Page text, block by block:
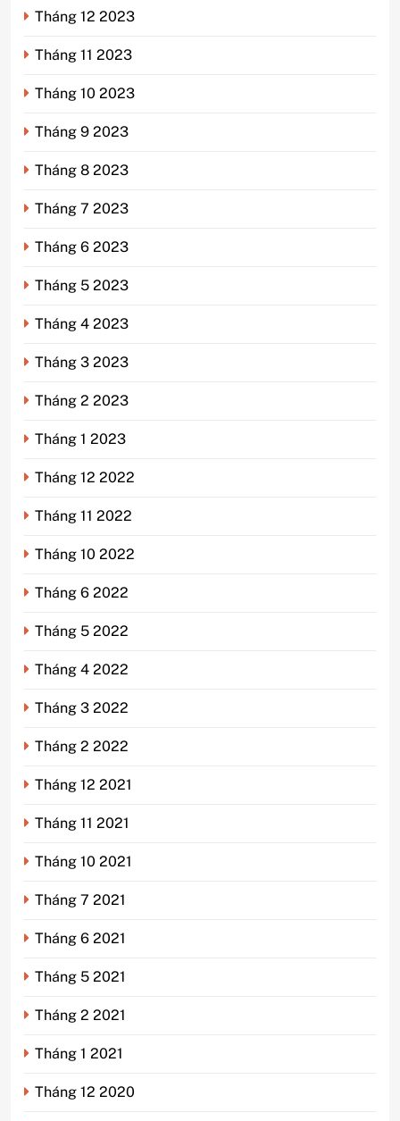
Tháng 12 2023
Tháng 11 2023
Tháng 10 2023
Tháng 9 2023
Tháng 8 2023
Tháng 7 2023
Tháng 6 2023
Tháng 5 2023
Tháng 4 2023
Tháng 3 2023
Tháng 2 2023
Tháng 1 2023
Tháng 12 2022
Tháng 11 2022
Tháng 10 2022
Tháng 6 2022
Tháng 5 2022
Tháng 4 2022
Tháng 3 2022
Tháng 2 2022
Tháng 12 2021
Tháng 11 2021
Tháng 10 2021
Tháng 7 2021
Tháng 6 2021
Tháng 5 2021
Tháng 2 2021
Tháng 1 2021
Tháng 12 2020